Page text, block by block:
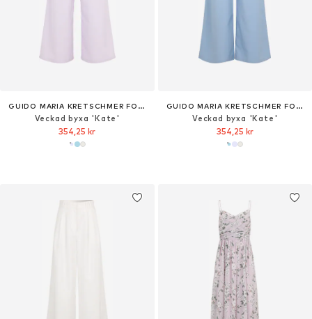
GUIDO MARIA KRETSCHMER FOR BRIDGERTON
Veckad byxa 'Kate'
354,25 kr
GUIDO MARIA KRETSCHMER FOR BRIDGERTON
Veckad byxa 'Kate'
354,25 kr